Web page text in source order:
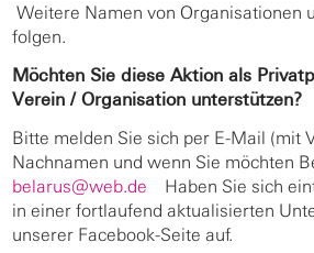
Weitere Namen von Organisationen
folgen.
Möchten Sie diese Aktion als
Verein / Organisation unterstützen?
Bitte melden Sie sich per E-Mail (mit
Nachnamen und wenn Sie möchten
belarus@web.de Haben Sie sich
in einer fortlaufend aktualisierten
unserer Facebook-Seite auf.